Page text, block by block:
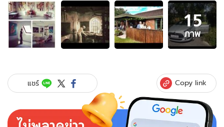
อัลบั้ม
ภาพ
15
ภาพ
ของ
ริ
ต้า
ขัน
เงิน
15
ภาพ
แชร์ Copy link